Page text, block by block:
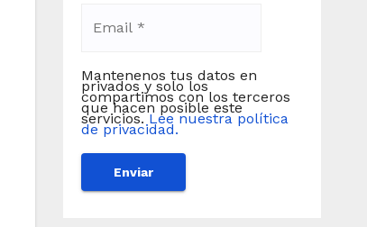
Mantenenos tus datos en
privados y solo los
compartimos con los terceros
que hacen posible este
servicios. Lee nuestra política
de privacidad.